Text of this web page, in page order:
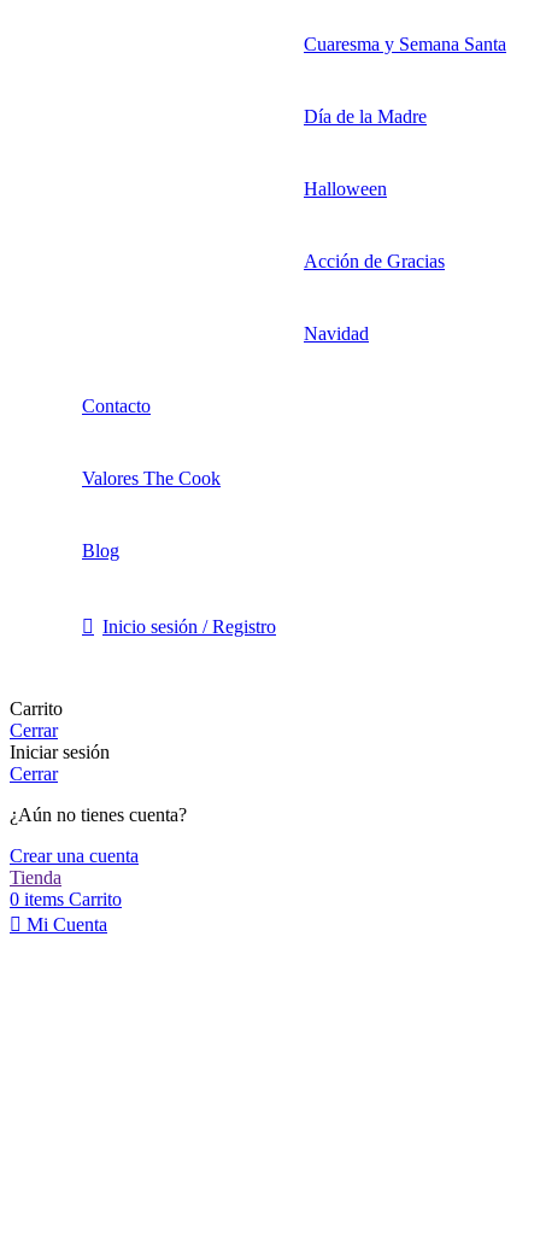
Cuaresma y Semana Santa
Día de la Madre
Halloween
Acción de Gracias
Navidad
Contacto
Valores The Cook
Blog
Inicio sesión / Registro
Carrito
Cerrar
Iniciar sesión
Cerrar
¿Aún no tienes cuenta?
Crear una cuenta
Tienda
0 items Carrito
Mi Cuenta